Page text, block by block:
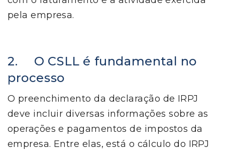
pela empresa.
2. O CSLL é fundamental no
processo
O preenchimento da declaração de IRPJ
deve incluir diversas informações sobre as
operações e pagamentos de impostos da
empresa. Entre elas, está o cálculo do IRPJ